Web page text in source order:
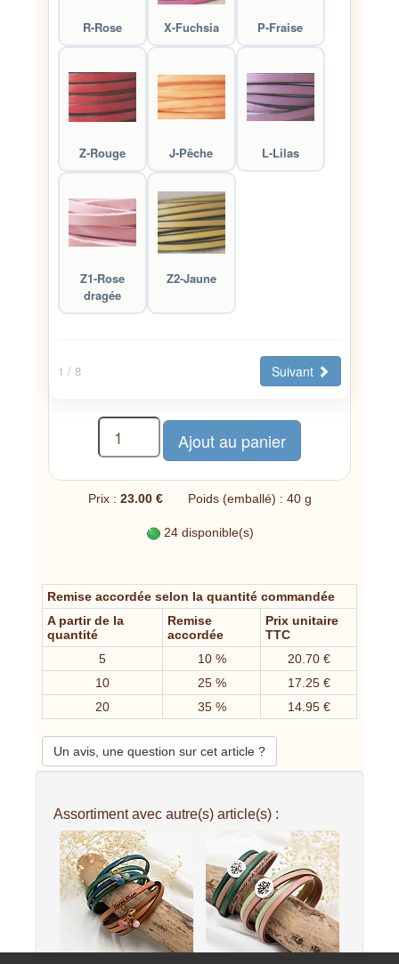
R-Rose X-Fuchsia P-Fraise
Z-Rouge J-Pêche L-Lilas
Z1-Rose
dragée
Z2-Jaune
1 / 8 Suivant
Prix : 23.00 € Poids (emballé) : 40 g
24 disponible(s)
Remise accordée selon la quantité commandée
A partir de la
quantité
Remise
accordée
Prix unitaire
TTC
5
10 %
20.70 €
10
25 %
17.25 €
20
35 % 14.95 €
Un avis, une question sur cet article ?
Assortiment avec autre(s) article(s) :